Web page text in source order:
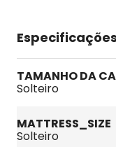
Especificações
TAMANHO DA
Solteiro
MATTRESS_SIZE
Solteiro